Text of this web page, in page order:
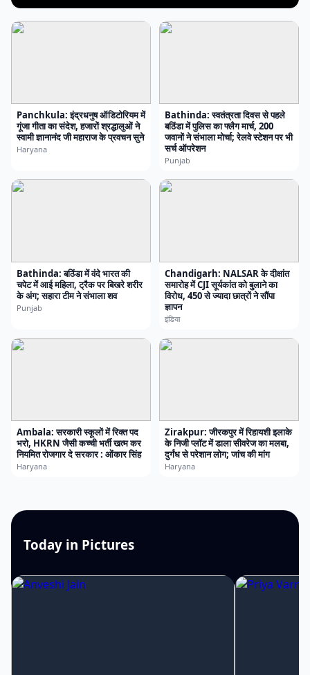
Panchkula: इंद्रधनुष ऑडिटोरियम में
गूंजा गीता का संदेश, हजारों श्रद्धालुओं ने
स्वामी ज्ञानानंद जी महाराज के प्रवचन सुने
Haryana
Bathinda: स्वतंत्रता दिवस से पहले
बठिंडा में पुलिस का फ्लैग मार्च, 200
जवानों ने संभाला मोर्चा; रेलवे स्टेशन पर भी
सर्च ऑपरेशन
Punjab
Bathinda: बठिंडा में वंदे भारत की
चपेट में आई महिला, ट्रैक पर बिखरे शरीर
के अंग; सहारा टीम ने संभाला शव
Punjab
Chandigarh: NALSAR के दीक्षांत
समारोह में CJI सूर्यकांत को बुलाने का
विरोध, 450 से ज्यादा छात्रों ने सौंपा
ज्ञापन
इंडिया
Ambala: सरकारी स्कूलों में रिक्त पद
भरो, HKRN जैसी कच्ची भर्ती खत्म कर
नियमित रोजगार दे सरकार : ओंकार सिंह
Haryana
Zirakpur: जीरकपुर में रिहायशी इलाके
के निजी प्लॉट में डाला सीवरेज का मलबा,
दुर्गंध से परेशान लोग; जांच की मांग
Haryana
Today in Pictures